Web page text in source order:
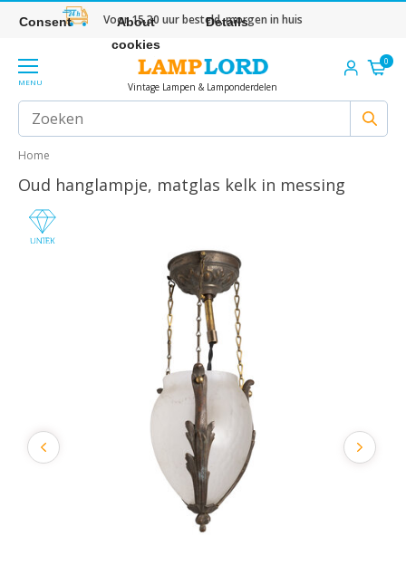
Voor 15.30 uur besteld, morgen in huis
MENU Vintage Lampen & Lamponderdelen
0
Home
Oud hanglampje, matglas kelk in messing
Consent
About
cookies
Details